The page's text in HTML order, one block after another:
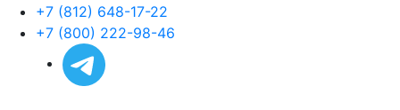
+7 (812) 648-17-22
+7 (800) 222-98-46